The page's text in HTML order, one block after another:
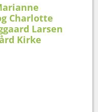
Charlotte
Larsen
Kirke